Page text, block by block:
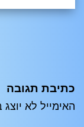
כתיבת תגובה
האימייל לא